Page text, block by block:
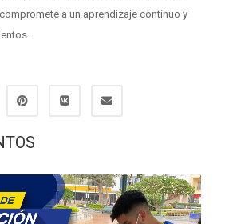
a un aprendizaje continuo y